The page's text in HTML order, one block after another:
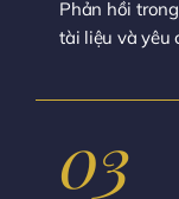
Phản hồi
tài liệu và yêu
03